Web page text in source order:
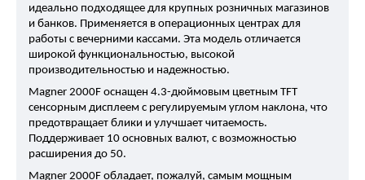
идеально подходящее для крупных розничных магазинов
и банков. Применяется в операционных центрах для
работы с вечерними кассами. Эта модель отличается
широкой функциональностью, высокой
производительностью и надежностью.
Magner 2000F оснащен 4.3-дюймовым цветным TFT
сенсорным дисплеем с регулируемым углом наклона, что
предотвращает блики и улучшает читаемость.
Поддерживает 10 основных валют, с возможностью
расширения до 50.
Magner 2000F обладает, пожалуй, самым мощным